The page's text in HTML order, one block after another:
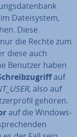
Da­tei­sys­tem,
Diese
die Rechte zum
diese auch
Benutzer haben
auf
, also auf
gehören.
auf die Windows-